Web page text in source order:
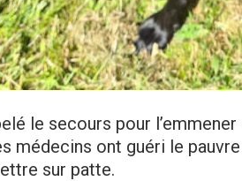
le secours pour
médecins ont guéri le
sur patte.